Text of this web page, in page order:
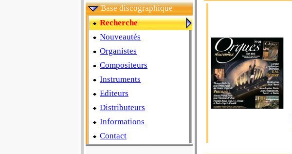
Base discographique
Recherche
Nouveautés
Organistes
Compositeurs
Instruments
Editeurs
Distributeurs
Informations
Contact